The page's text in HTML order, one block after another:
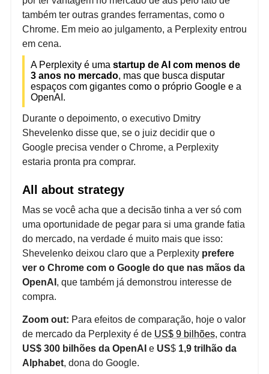
também ter outras grandes ferramentas, como o
Chrome. Em meio ao julgamento, a Perplexity entrou
em cena.
A Perplexity é uma startup de AI com menos de
3 anos no mercado, mas que busca disputar
espaços com gigantes como o próprio Google e a
OpenAI.
Durante o depoimento, o executivo Dmitry
Shevelenko disse que, se o juiz decidir que o
Google precisa vender o Chrome, a Perplexity
estaria pronta pra comprar.
All about strategy
Mas se você acha que a decisão tinha a ver só com
uma oportunidade de pegar para si uma grande fatia
do mercado, na verdade é muito mais que isso:
Shevelenko deixou claro que a Perplexity prefere
ver o Chrome com o Google do que nas mãos da
OpenAI , que também já demonstrou interesse de
compra.
Zoom out: Para efeitos de comparação, hoje o valor
de mercado da Perplexity é de US$ 9 bilhões, contra
US$ 300 bilhões da OpenAI e US$ 1,9 trilhão da
Alphabet, dona do Google.